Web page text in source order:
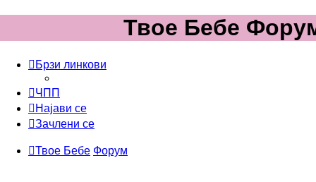
Твое Бебе
Брзи линкови
ЧПП
Најави се
Зачлени се
Твое Бебе Форум